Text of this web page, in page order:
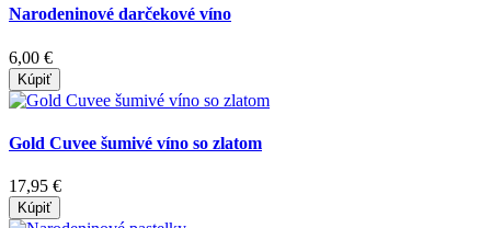
Narodeninové darčekové víno
6,00 €
Kúpiť
Gold Cuvee šumivé víno so zlatom
17,95 €
Kúpiť